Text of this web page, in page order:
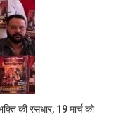
की रसधार, 19 मार्च को